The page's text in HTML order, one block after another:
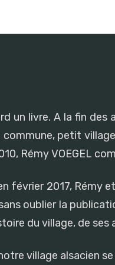
un livre. A la fin
petit
Rémy VOEGEL
février 2017,
oublier la
du village, de
village alsacien